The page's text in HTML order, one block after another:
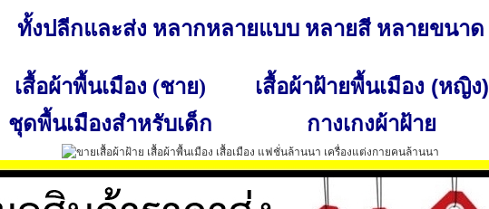
ทั้งปลีกและส่ง หลากหลายแบบ หลายสี หลายขนาด
เสื้อผ้าพื้นเมือง (ชาย)
เสื้อผ้าฝ้ายพื้นเมือง (หญิง)
ชุดพื้นเมืองสำหรับเด็ก
กางเกงผ้าฝ้าย